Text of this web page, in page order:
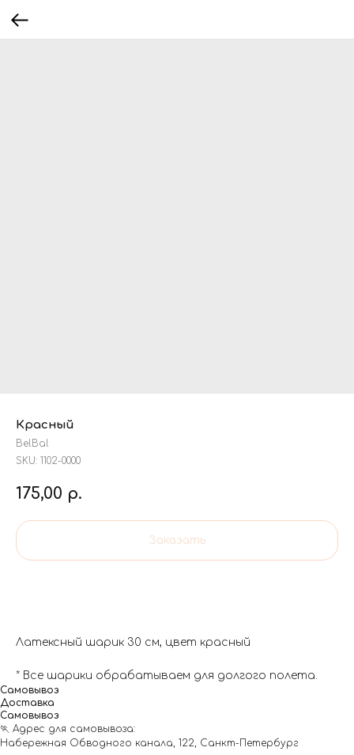
Красный
BelBal
SKU: 1102-0000
175,00 р.
Заказать
Латексный шарик 30 см, цвет красный
* Все шарики обрабатываем для долгого полета.
Самовывоз
Доставка
Самовывоз
🏃 Адрес для самовывоза:
Набережная Обводного канала, 122, Санкт-Петербург